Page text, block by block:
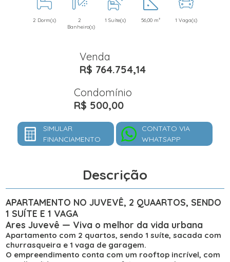
2 Dorm(s)
2
Banheiro(s)
1 Suíte(s) 56,00 m² 1 Vaga(s)
Venda
R$ 764.754,14
Condomínio
R$ 500,00
SIMULAR
FINANCIAMENTO
CONTATO VIA
WHATSAPP
Descrição
APARTAMENTO NO JUVEVÊ, 2 QUAARTOS, SENDO
1 SUÍTE E 1 VAGA
Ares Juvevê — Viva o melhor da vida urbana
Apartamento com 2 quartos, sendo 1 suíte, sacada com
churrasqueira e 1 vaga de garagem.
O empreendimento conta com um rooftop incrível, com